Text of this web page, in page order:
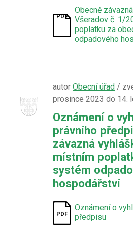
Obecně
Všeradov č. 1/
poplatku za
odpadového
autorObecní úřad /
prosince 2023 do 14.
Oznámení o
právního
závazná
místním
systém
hospodářství
Oznámení o
předpisu